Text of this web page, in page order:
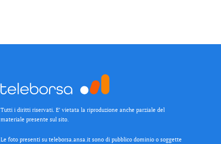
Tutti i diritti riservati. E’ vietata la riproduzione anche parziale del
materiale presente sul sito.
Le foto presenti su teleborsa.ansa.it sono di pubblico dominio o soggette